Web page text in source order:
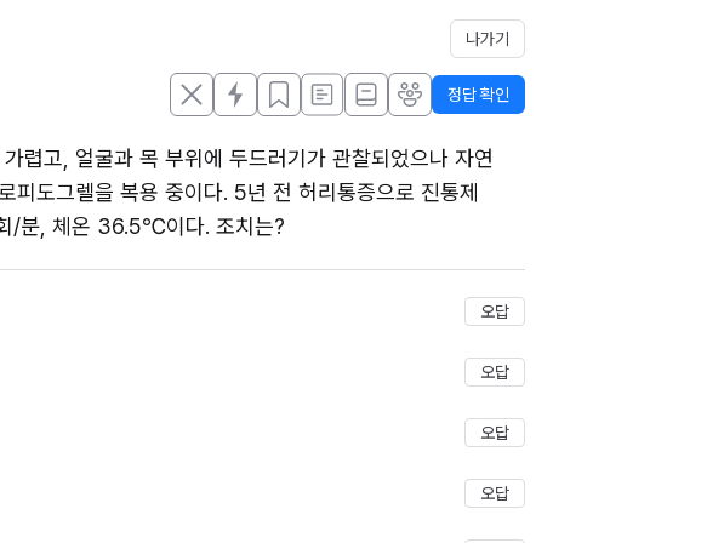
나가기
정답 확인
렵고, 얼굴과 목 부위에 두드러기가 관찰되었으나 자연
도그렐을 복용 중이다. 5년 전 허리통증으로 진통제
/분, 체온 36.5℃이다. 조치는?
저장
오답
오답
오답
오답